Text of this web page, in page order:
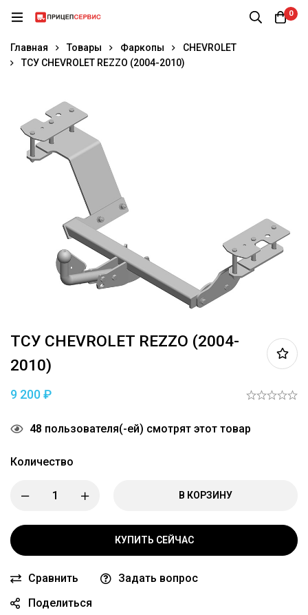
0
Главная Товары Фаркопы
CHEVROLET
ТСУ CHEVROLET REZZO (2004-2010)
ТСУ CHEVROLET REZZO (2004-
2010)
9 200₽
48 пользователя(-ей) смотрят этот товар
Количество
В КОРЗИНУ
КУПИТЬ СЕЙЧАС
Сравнить
Задать вопрос
Поделиться